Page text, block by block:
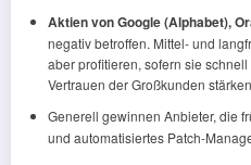
Aktien von Google (Alphabet),
negativ betroffen. Mittel- und
aber profitieren, sofern sie
Vertrauen der Großkunden
Generell gewinnen Anbieter, die
und automatisiertes Patch-